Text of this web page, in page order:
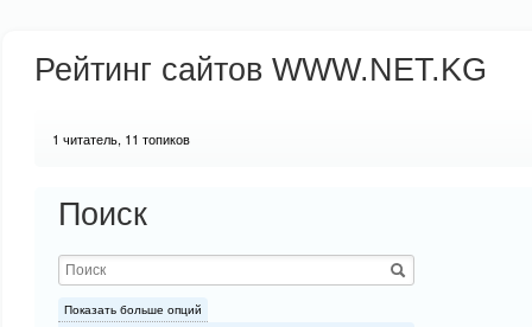
Рейтинг сайтов WWW.NET.KG
1 читатель, 11 топиков
Поиск
Показать больше опций